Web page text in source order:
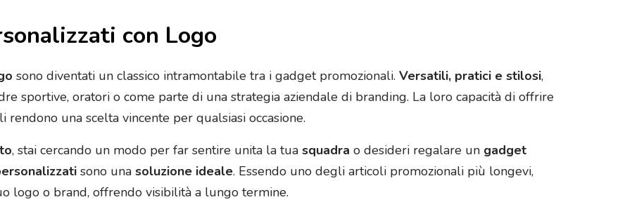
con Logo
sono diventati un classico intramontabile tra i gadget promozionali. Versatili, pratici e stilosi,
sportive, oratori o come parte di una strategia aziendale di branding. La loro capacità di offrire
una scelta vincente per qualsiasi occasione.
, stai cercando un modo per far sentire unita la tua squadra o desideri regalare un gadget
sono una soluzione ideale. Essendo uno degli articoli promozionali più longevi,
logo o brand, offrendo visibilità a lungo termine.